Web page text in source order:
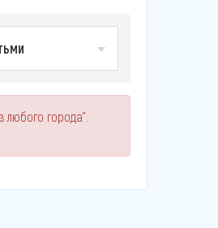
любого города".